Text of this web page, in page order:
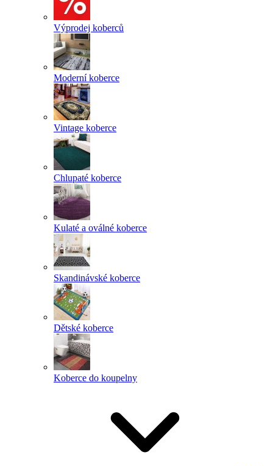
Výprodej koberců
Moderní koberce
Vintage koberce
Chlupaté koberce
Kulaté a oválné koberce
Skandinávské koberce
Dětské koberce
Koberce do koupelny